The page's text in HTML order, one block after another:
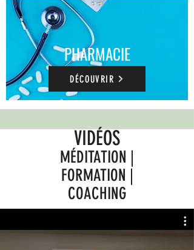
PHARMACIE
DÉCOUVRIR
VIDÉOS
MÉDITATION |
FORMATION |
COACHING